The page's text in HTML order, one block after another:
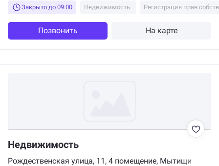
проблем. Проверили подходящий вариант на чистоту истории и
спокойно, всем спасибо за отличный результат.
Закрыто до 09:00 Недвижимость Регистрация прав
Позвонить На карте
Недвижимость
Рождественская улица, 11, 4 помещение, Мытищи